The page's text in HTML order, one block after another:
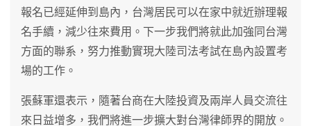
報名已經延伸到島內，台灣居民可以在家中就近辦理報
名手續，減少往來費用。下一步我們將就此加強同台灣
方面的聯系，努力推動實現大陸司法考試在島內設置考
場的工作。
張蘇軍還表示，隨著台商在大陸投資及兩岸人員交流往
來日益增多，我們將進一步擴大對台灣律師界的開放。